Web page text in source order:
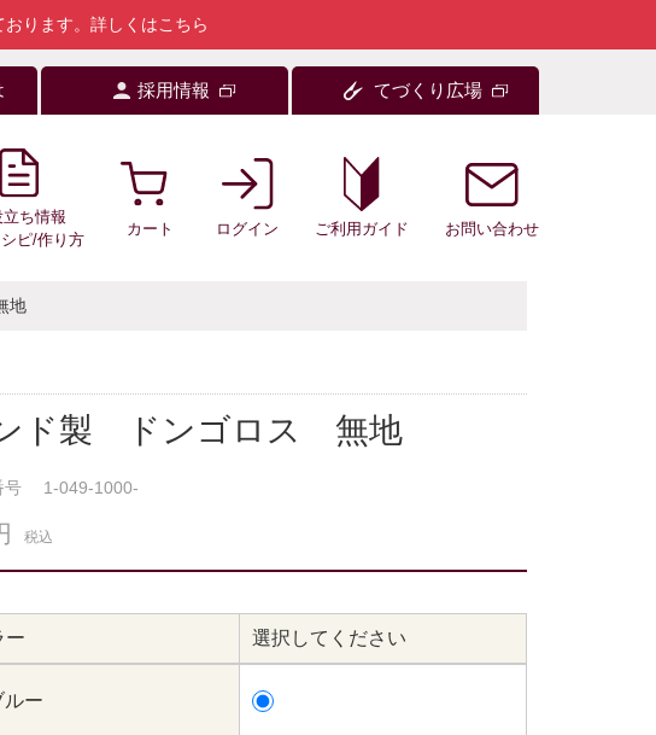
ります。 詳しくはこちら
採用情報 てづくり広場
立ち情報
ピ/作り方
カート ログイン ご利用ガイド お問い合わせ
地
ド製 ドンゴロス 無地
号 1-049-1000-
税込
ー 選択してください
ルー